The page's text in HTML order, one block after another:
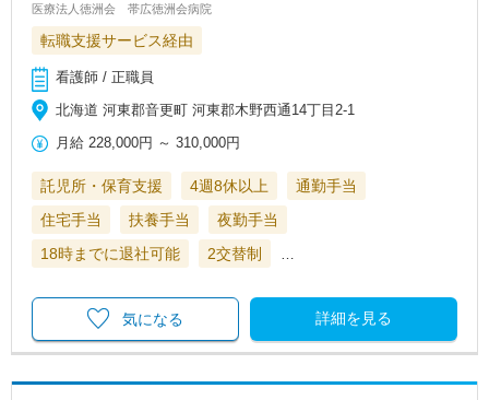
医療法人徳洲会 帯広徳洲会病院
転職支援サービス経由
看護師 / 正職員
北海道 河東郡音更町 河東郡木野西通14丁目2-1
月給 228,000円 ～310,000円
託児所・保育支援 4週8休以上
通勤手当
住宅手当
扶養手当
夜勤手当
18時までに退社可能
2交替制
詳細を見る
気になる